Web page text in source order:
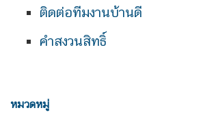
ติดต่อทีมงานบ้านดี
คำสงวนสิทธิ์
หมวดหมู่